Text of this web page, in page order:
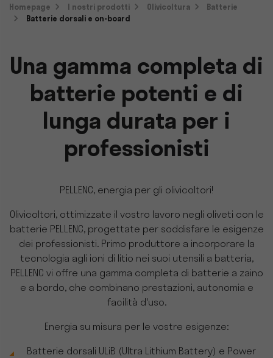
Homepage I nostri prodotti Olivicoltura
Batterie
Batterie dorsali e on-board
Una gamma completa di
batterie potenti e di
lunga durata per i
professionisti
PELLENC, energia per gli olivicoltori!
Olivicoltori, ottimizzate il vostro lavoro negli oliveti con le
batterie PELLENC, progettate per soddisfare le esigenze
dei professionisti. Primo produttore a incorporare la
tecnologia agli ioni di litio nei suoi utensili a batteria,
PELLENC vi offre una gamma completa di batterie a zaino
e a bordo, che combinano prestazioni, autonomia e
facilità d'uso.
Energia su misura per le vostre esigenze:
Batterie dorsali ULiB (Ultra Lithium Battery) e Power